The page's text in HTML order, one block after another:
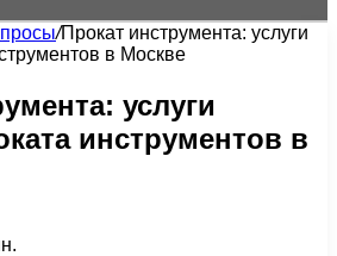
/Прокат инструмента: услуги
в Москве
услуги
инструментов в